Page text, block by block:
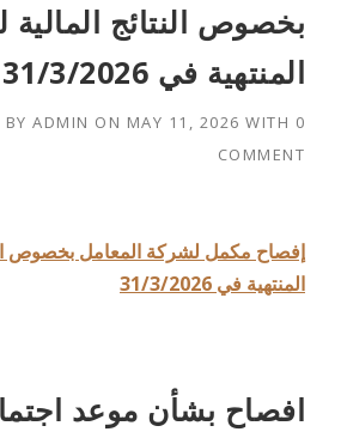
بخصوص النتائج المالية
المنتهية في 31/3/2026
ADMIN ON MAY 11, 2026 WITH 0
COMMENT
إفصاح مكمل لشركة المعامل بخصوص
المنتهية في 31/3/2026
افصاح بشأن موعد